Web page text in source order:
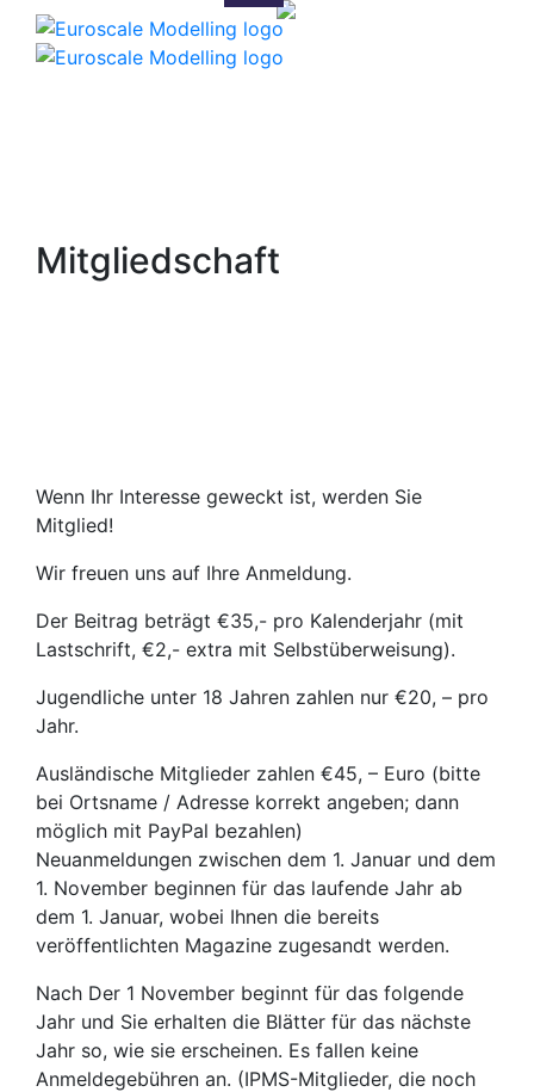
Mitgliedschaft
Wenn Ihr Interesse geweckt ist, werden Sie
Mitglied!
Wir freuen uns auf Ihre Anmeldung.
Der Beitrag beträgt €35,- pro Kalenderjahr (mit
Lastschrift, €2,- extra mit Selbstüberweisung).
Jugendliche unter 18 Jahren zahlen nur €20, – pro
Jahr.
Ausländische Mitglieder zahlen €45, – Euro (bitte
bei Ortsname / Adresse korrekt angeben; dann
möglich mit PayPal bezahlen)
Neuanmeldungen zwischen dem 1. Januar und dem
1. November beginnen für das laufende Jahr ab
dem 1. Januar, wobei Ihnen die bereits
veröffentlichten Magazine zugesandt werden.
Nach Der 1 November beginnt für das folgende
Jahr und Sie erhalten die Blätter für das nächste
Jahr so, wie sie erscheinen. Es fallen keine
Anmeldegebühren an. (IPMS-Mitglieder, die noch